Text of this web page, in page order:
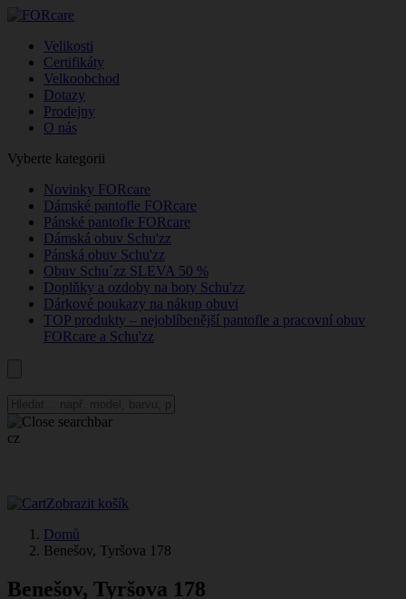
Velikosti
Certifikáty
Velkoobchod
Dotazy
Prodejny
O nás
Vyberte kategorii
Novinky FORcare
Dámské pantofle FORcare
Pánské pantofle FORcare
Dámská obuv Schu'zz
Pánská obuv Schu'zz
Obuv Schu´zz SLEVA 50 %
Doplňky a ozdoby na boty Schu'zz
Dárkové poukazy na nákup obuvi
TOP produkty – nejoblíbenější pantofle a pracovní obuv
FORcare a Schu'zz
cz
Zobrazit košík
Domů
Benešov, Tyršova 178
Benešov, Tyršova 178